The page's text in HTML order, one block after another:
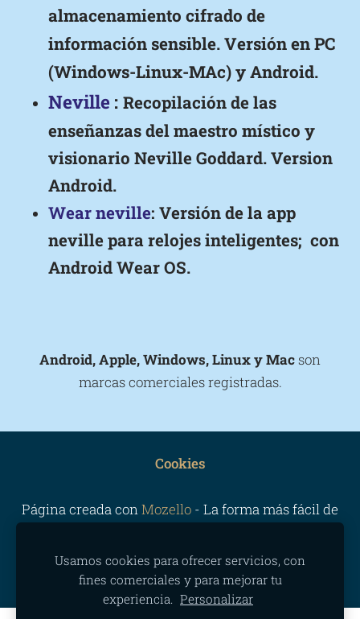
almacenamiento cifrado de
información sensible. Versión en PC
(Windows-Linux-MAc) y Android.
Neville : Recopilación de las
enseñanzas del maestro místico y
visionario Neville Goddard. Version
Android.
Wear neville: Versión de la app
neville para relojes inteligentes; con
Android Wear OS.
Android, Apple, Windows, Linux y Macson
marcas comerciales registradas.
Cookies
Página creada conMozello - La forma más fácil de
Usamos cookies para ofrecer servicios, con
fines comerciales y para mejorar tu
experiencia. Personalizar